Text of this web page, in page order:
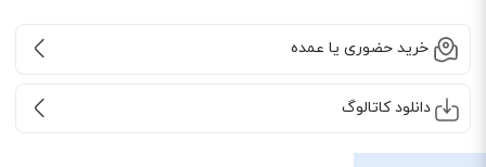
خرید حضوری یا عمده
دانلود کاتالوگ